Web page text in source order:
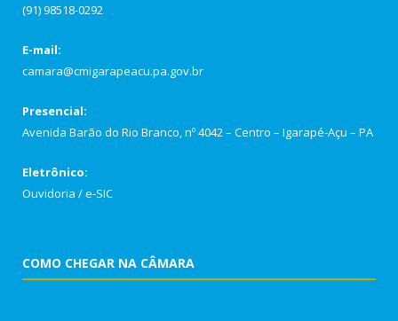
(91) 98518-0292
E-mail:
camara@cmigarapeacu.pa.gov.br
Presencial:
Avenida Barão do Rio Branco, nº 4042 – Centro – Igarapé-Açu – PA
Eletrônico:
Ouvidoria /e-SIC
COMO CHEGAR NA CÂMARA